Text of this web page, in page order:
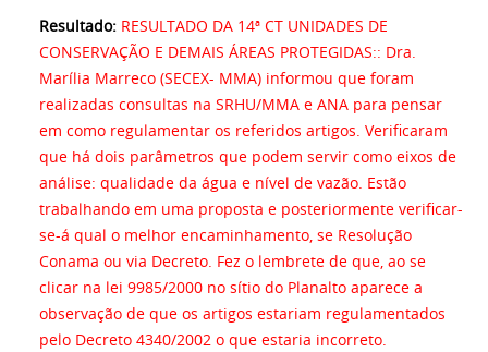
Resultado: RESULTADO DA 14ª CT UNIDADES DE
CONSERVAÇÃO E DEMAIS ÁREAS PROTEGIDAS:: Dra.
Marília Marreco (SECEX- MMA) informou que foram
realizadas consultas na SRHU/MMA e ANA para pensar
em como regulamentar os referidos artigos. Verificaram
que há dois parâmetros que podem servir como eixos de
análise: qualidade da água e nível de vazão. Estão
trabalhando em uma proposta e posteriormente verificar-
se-á qual o melhor encaminhamento, se Resolução
Conama ou via Decreto. Fez o lembrete de que, ao se
clicar na lei 9985/2000 no sítio do Planalto aparece a
observação de que os artigos estariam regulamentados
pelo Decreto 4340/2002 o que estaria incorreto.